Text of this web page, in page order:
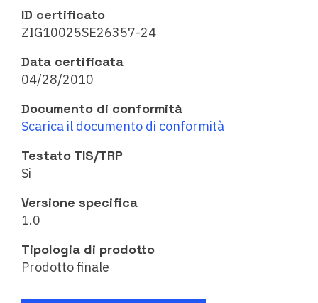
ID certificato
ZIG10025SE26357-24
Data certificata
04/28/2010
Documento di conformità
Scarica il documento di conformità
Testato TIS/TRP
Si
Versione specifica
1.0
Tipologia di prodotto
Prodotto finale